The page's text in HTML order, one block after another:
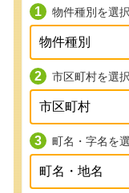
物件種別を選択
市区町村を選択
町名・字名を